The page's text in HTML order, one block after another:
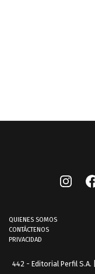
QUIENES SOMOS
CONTÁCTENOS
PRIVACIDAD
442 - Editorial Perfil S.A.